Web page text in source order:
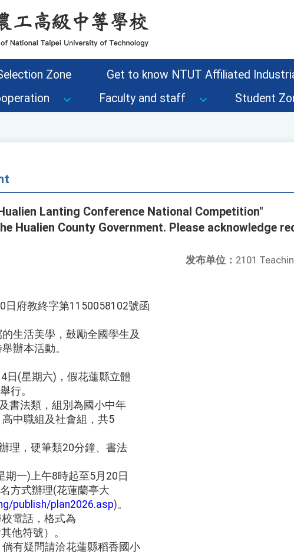
Zone
Get to know NTUT Affiliated
Faculty and staff Student
Lanting Conference National Competition"
Hualien County Government. Please acknowledge
发布单位： 2101
日府教終字第1150058102號函
生活美學，鼓勵全國學生及
辦本活動。
日(星期六)，假花蓮縣立體
行。
書法類，組別為國小中年
中職組及社會組，共5
理，硬筆類20分鐘、書法
期一)上午8時起至5月20日
方式辦理(花蓮蘭亭大
publish/plan2026.asp)。
電話，格式為
他符號）。
有疑問請洽花蓮縣稻香國小